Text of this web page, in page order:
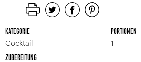
KATEGORIE
Cocktail
PORTIONEN
1
ZUBEREITUNG